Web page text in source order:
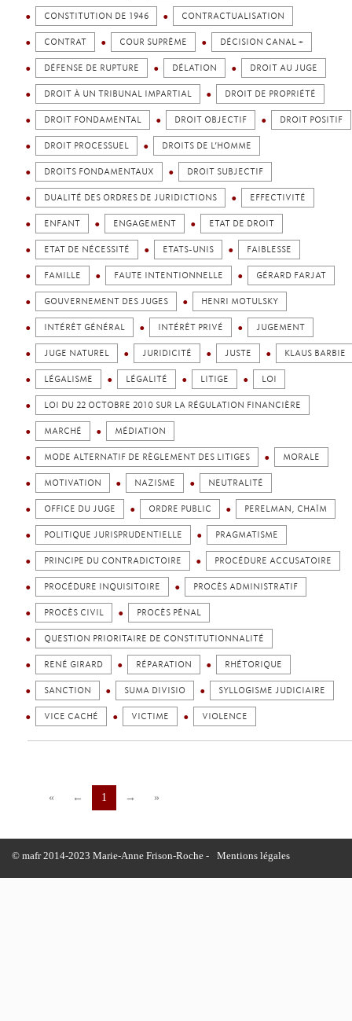
CONSTITUTION DE 1946 CONTRACTUALISATION
CONTRAT COUR SUPRÊME DÉCISION CANAL +
DÉFENSE DE RUPTURE DÉLATION DROIT AU JUGE
DROIT À UN TRIBUNAL IMPARTIAL DROIT DE PROPRIÉTÉ
DROIT FONDAMENTAL DROIT OBJECTIF DROIT POSITIF
DROIT PROCESSUEL DROITS DE L’HOMME
DROITS FONDAMENTAUX DROIT SUBJECTIF
DUALITÉ DES ORDRES DE JURIDICTIONS EFFECTIVITÉ
ENFANT ENGAGEMENT ETAT DE DROIT
ETAT DE NÉCESSITÉ ETATS-UNIS FAIBLESSE
FAMILLE FAUTE INTENTIONNELLE GÉRARD FARJAT
GOUVERNEMENT DES JUGES HENRI MOTULSKY
INTÉRÊT GÉNÉRAL INTÉRÊT PRIVÉ JUGEMENT
JUGE NATUREL JURIDICITÉ JUSTE KLAUS BARBIE
LÉGALISME LÉGALITÉ LITIGE LOI
LOI DU 22 OCTOBRE 2010 SUR LA RÉGULATION FINANCIÈRE
MARCHÉ MÉDIATION
MODE ALTERNATIF DE RÈGLEMENT DES LITIGES MORALE
MOTIVATION NAZISME NEUTRALITÉ
OFFICE DU JUGE ORDRE PUBLIC PERELMAN, CHAÏM
POLITIQUE JURISPRUDENTIELLE PRAGMATISME
PRINCIPE DU CONTRADICTOIRE PROCÉDURE ACCUSATOIRE
PROCÉDURE INQUISITOIRE PROCÈS ADMINISTRATIF
PROCÈS CIVIL PROCÈS PÉNAL
QUESTION PRIORITAIRE DE CONSTITUTIONNALITÉ
RENÉ GIRARD RÉPARATION RHÉTORIQUE
SANCTION SUMA DIVISIO SYLLOGISME JUDICIAIRE
VICE CACHÉ VICTIME VIOLENCE
« ← 1 → »
© mafr 2014-2023 Marie-Anne Frison-Roche - Mentions légales